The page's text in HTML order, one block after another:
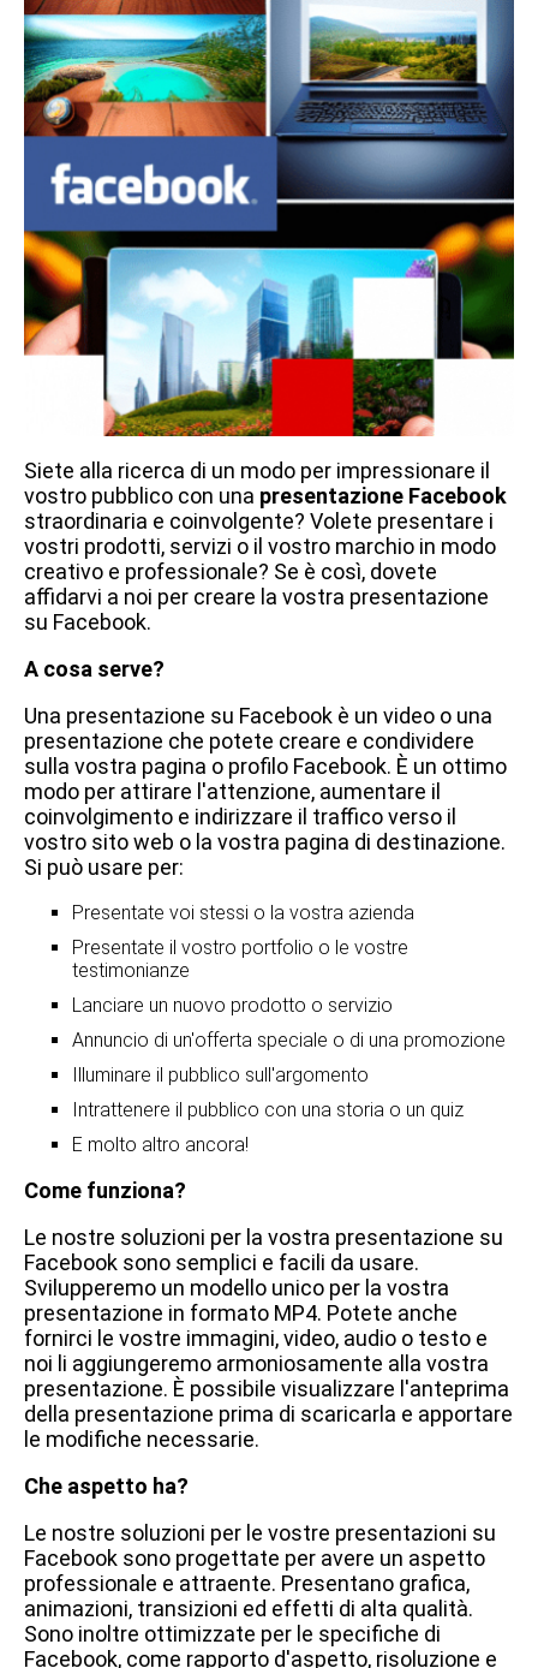
Siete alla ricerca di un modo per impressionare il
vostro pubblico con una presentazione Facebook
straordinaria e coinvolgente? Volete presentare i
vostri prodotti, servizi o il vostro marchio in modo
creativo e professionale? Se è così, dovete
affidarvi a noi per creare la vostra presentazione
su Facebook.
A cosa serve?
Una presentazione su Facebook è un video o una
presentazione che potete creare e condividere
sulla vostra pagina o profilo Facebook. È un ottimo
modo per attirare l'attenzione, aumentare il
coinvolgimento e indirizzare il traffico verso il
vostro sito web o la vostra pagina di destinazione.
Si può usare per:
Presentate voi stessi o la vostra azienda
Presentate il vostro portfolio o le vostre
testimonianze
Lanciare un nuovo prodotto o servizio
Annuncio di un'offerta speciale o di una promozione
Illuminare il pubblico sull'argomento
Intrattenere il pubblico con una storia o un quiz
E molto altro ancora!
Come funziona?
Le nostre soluzioni per la vostra presentazione su
Facebook sono semplici e facili da usare.
Svilupperemo un modello unico per la vostra
presentazione in formato MP4. Potete anche
fornirci le vostre immagini, video, audio o testo e
noi li aggiungeremo armoniosamente alla vostra
presentazione. È possibile visualizzare l'anteprima
della presentazione prima di scaricarla e apportare
le modifiche necessarie.
Che aspetto ha?
Le nostre soluzioni per le vostre presentazioni su
Facebook sono progettate per avere un aspetto
professionale e attraente. Presentano grafica,
animazioni, transizioni ed effetti di alta qualità.
Sono inoltre ottimizzate per le specifiche di
Facebook, come rapporto d'aspetto, risoluzione e